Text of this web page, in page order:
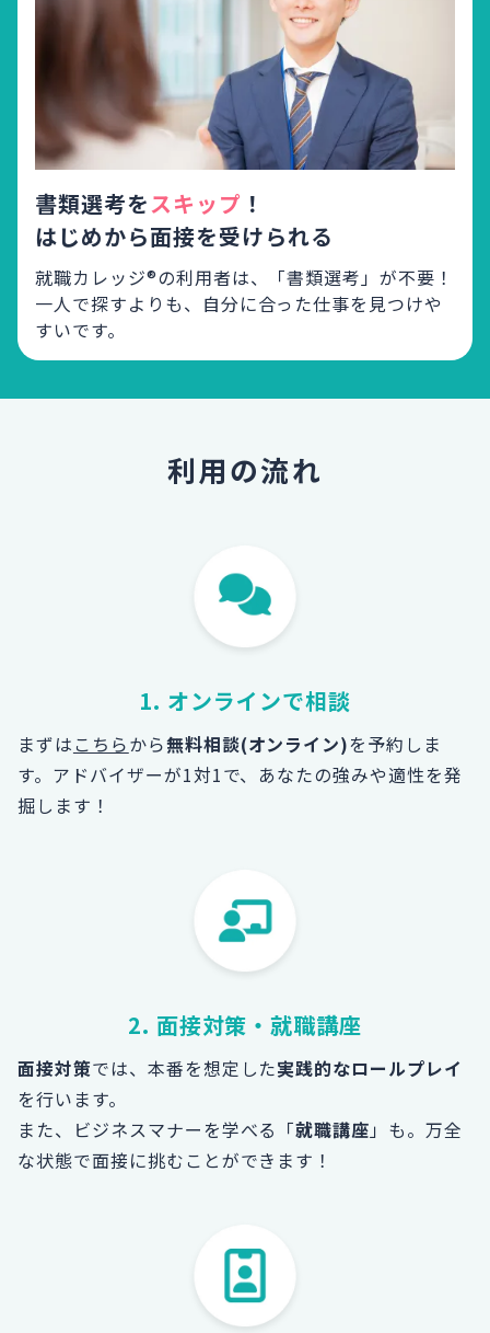
書類選考をスキップ ！
はじめから面接を受けられる
就職カレッジ®の利用者は、「書類選考」が不要！
一人で探すよりも、自分に合った仕事を見つけや
すいです。
利用の流れ
1. オンラインで相談
まずは こちらから無料相談(オンライン)を予約しま
す。 アドバイザーが1対1で、あなたの強みや適性を発
掘します！
2. 面接対策・就職講座
面接対策では、本番を想定した実践的なロールプレイ
を行います。
また、ビジネスマナーを学べる「就職講座 」も。万全
な状態で面接に挑むことができます！